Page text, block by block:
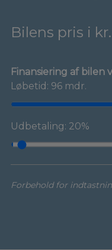
Bilens pris i
Finansiering af bilen
Løbetid: 96 mdr.
Udbetaling: 20%
Forbehold for